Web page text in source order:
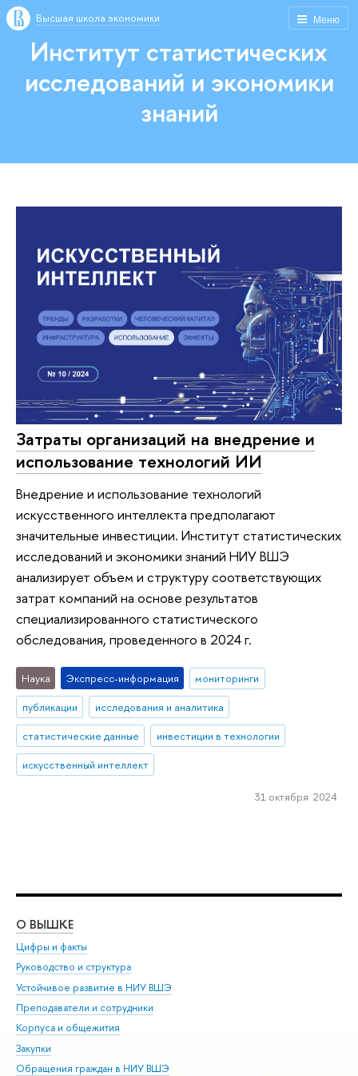
Меню
Высшая школа экономики
Институт статистических
исследований и экономики
знаний
Затраты организаций на внедрение и
использование технологий ИИ
Внедрение и использование технологий
искусственного интеллекта предполагают
значительные инвестиции. Институт статистических
исследований и экономики знаний НИУ ВШЭ
анализирует объем и структуру соответствующих
затрат компаний на основе результатов
специализированного статистического
обследования, проведенного в 2024 г.
Наука Экспресс-информация
мониторинги
публикации
исследования и аналитика
статистические данные
инвестиции в технологии
искусственный интеллект
31 октября 2024
О ВЫШКЕ
Цифры и факты
Руководство и структура
Устойчивое развитие в НИУ ВШЭ
Преподаватели и сотрудники
Корпуса и общежития
Закупки
Обращения граждан в НИУ ВШЭ